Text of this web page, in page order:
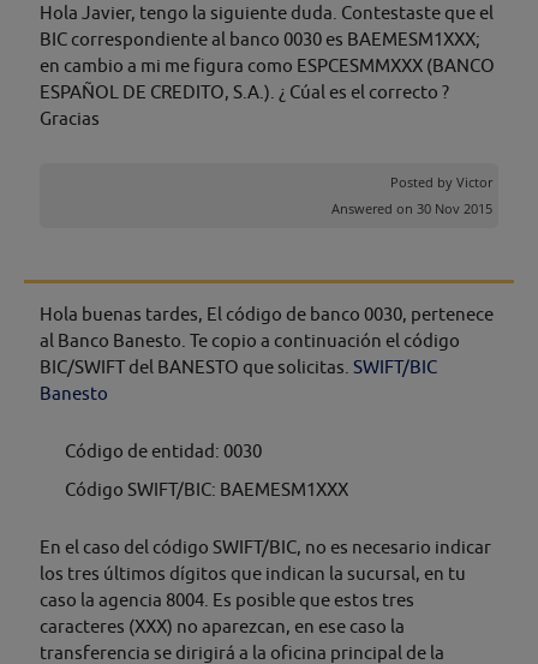
Hola Javier, tengo la siguiente duda. Contestaste que el
BIC correspondiente al banco 0030 es BAEMESM1XXX;
en cambio a mi me figura como ESPCESMMXXX (BANCO
ESPAÑOL DE CREDITO, S.A.). ¿ Cúal es el correcto ?
Gracias
Posted by Victor
Answered on 30 Nov 2015
Hola buenas tardes, El código de banco 0030, pertenece
al Banco Banesto. Te copio a continuación el código
BIC/SWIFT del BANESTO que solicitas. SWIFT/BIC
Banesto
Código de entidad: 0030
Código SWIFT/BIC: BAEMESM1XXX
En el caso del código SWIFT/BIC, no es necesario indicar
los tres últimos dígitos que indican la sucursal, en tu
caso la agencia 8004. Es posible que estos tres
caracteres (XXX) no aparezcan, en ese caso la
transferencia se dirigirá a la oficina principal de la